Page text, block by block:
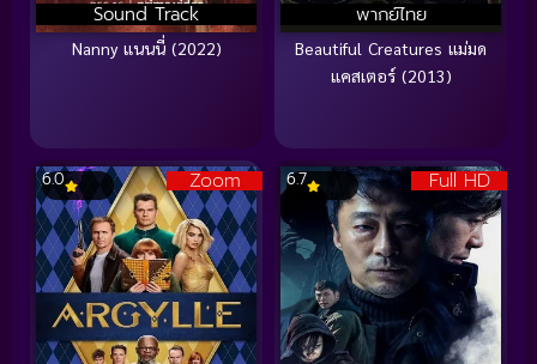
Sound Track
Nanny แนนนี่ (2022)
พากย์ไทย
Beautiful Creatures แม่มด
แคสเตอร์ (2013)
Zoom
6.0 Full HD
6.7